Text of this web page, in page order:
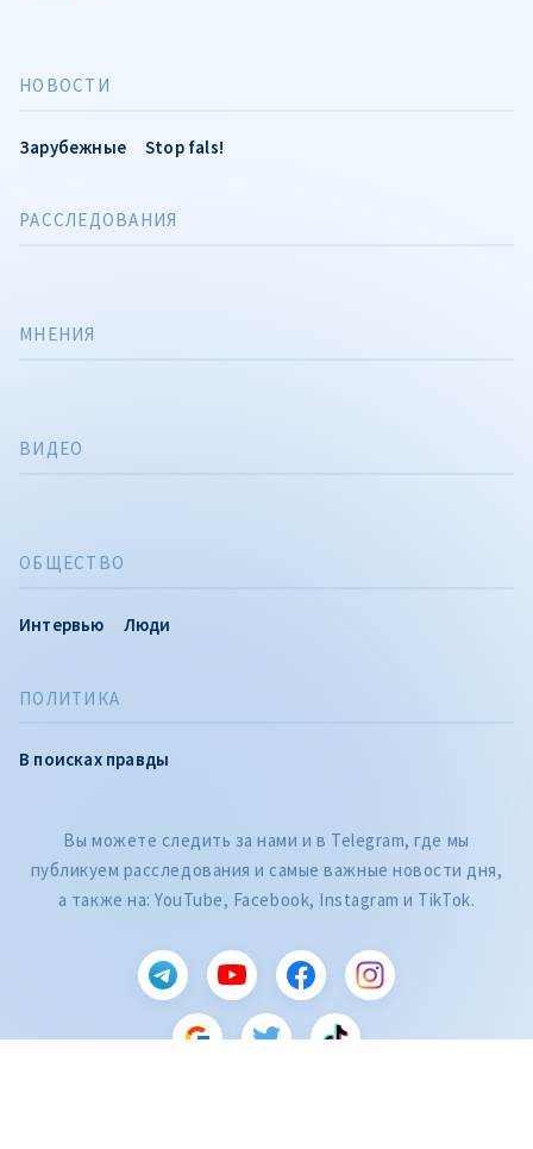
Категория
Год публикации
НОВОСТИ
Зарубежные Stop fals!
ПОЛИТИКА
В поисках правды
РАССЛЕДОВАНИЯ
ОБЩЕСТВО
Интервью Люди
МНЕНИЯ
ВИДЕО
Вы можете следить за нами и в Telegram, где мы
публикуем расследования и самые важные новости дня,
а также на: YouTube, Facebook, Instagram и TikTok.
Citește articolul